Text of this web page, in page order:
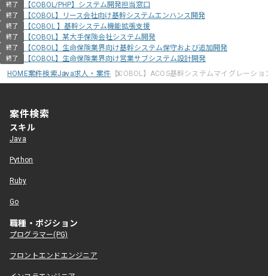
終了 【COBOL/PHP】システム開発担当窓口
終了 【COBOL】リース会社向け基幹システムエンハンス開発
終了 【COBOL 】基幹システム機能拡張支援
終了 【COBOL】某大手保険会社システム開発
終了 【COBOL】生命保険業界向け基幹システム保守および追加開発
終了
【COBOL】生命保険業界向け営業サブシステム設計開発
HOME案件検索Java求人・案件 【COBOL】ACOS基幹システムマイグレーシ
案件検索
スキル
Java
Python
Ruby
Go
職種・ポジション
プログラマー(PG)
フロントエンドエンジニア